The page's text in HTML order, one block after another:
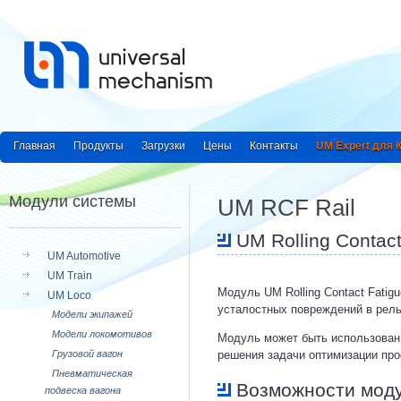
Главная Продукты Загрузки Цены Контакты UM Expert для
Модули системы
UM Automotive
UM Train
UM Loco
Модели экипажей
Модели локомотивов
Грузовой вагон
Пневматическая
подвеска вагона
UM RCF Rail
UM Rolling
Модуль UM Rolling Contact
усталостных повреждений в
Модуль может быть
решения задачи оптимизации
Возможности